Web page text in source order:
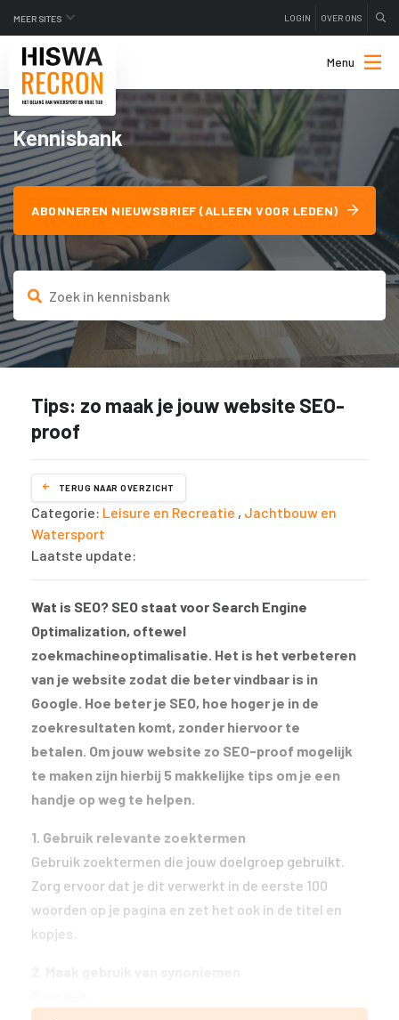
MEER SITES LOGIN OVER ONS
Menu
Kennisbank
ABONNEREN NIEUWSBRIEF (ALLEEN VOOR LEDEN)
Tips: zo maak je jouw website SEO-
proof
TERUG NAAR OVERZICHT
Categorie: Leisure en Recreatie , Jachtbouw en
Watersport
Laatste update:
Wat is SEO? SEO staat voor Search Engine
Optimalization, oftewel
zoekmachineoptimalisatie. Het is het verbeteren
van je website zodat die beter vindbaar is in
Google. Hoe beter je SEO, hoe hoger je in de
zoekresultaten komt, zonder hiervoor te
betalen. Om jouw website zo SEO-proof mogelijk
te maken zijn hierbij 5 makkelijke tips om je een
handje op weg te helpen.
1. Gebruik relevante zoektermen
Gebruik zoektermen die jouw doelgroep gebruikt.
Zorg ervoor dat je dit verwerkt in de eerste 100
woorden op je pagina en zet het ook in de titel en
kopjes.